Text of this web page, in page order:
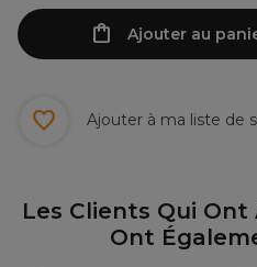
Ajouter au
Ajouter à ma liste de
Les Clients Qui
Ont